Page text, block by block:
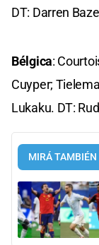
DT: Darren
Bélgica:
Cuyper;
Lukaku. DT:
MIRÁ TAMBIÉN